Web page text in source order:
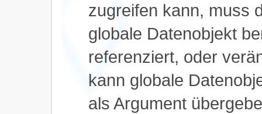
zugreifen kann, muss
globale Datenobjekt
referenziert, oder
kann globale
als Argument